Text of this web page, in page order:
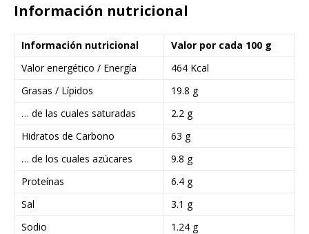
Información nutricional
Información nutricional
Valor por cada 100 g
Valor energético / Energía
464 Kcal
Grasas / Lípidos
19.8 g
… de las cuales saturadas
2.2 g
Hidratos de Carbono
63 g
… de los cuales azúcares
9.8 g
Proteínas
6.4 g
Sal
3.1 g
Sodio
1.24 g